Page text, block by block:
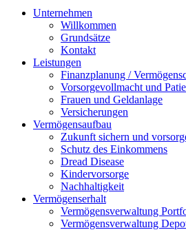
Unternehmen
Willkommen
Grundsätze
Kontakt
Leistungen
Finanzplanung /
Vorsorgevollmacht und
Frauen und Geldanlage
Versicherungen
Vermögensaufbau
Zukunft sichern und
Schutz des Einkommens
Dread Disease
Kindervorsorge
Nachhaltigkeit
Vermögenserhalt
Vermögensverwaltung
Vermögensverwaltung